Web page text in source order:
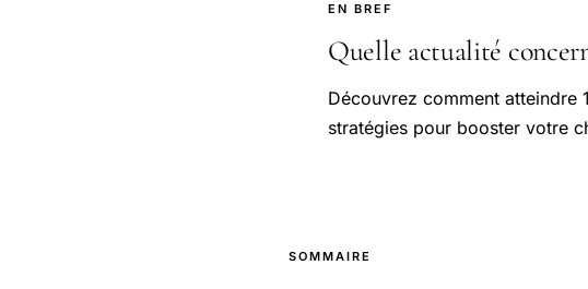
EN BREF
Quelle actualité
Découvrez comment atteindre
stratégies pour booster votre
SOMMAIRE